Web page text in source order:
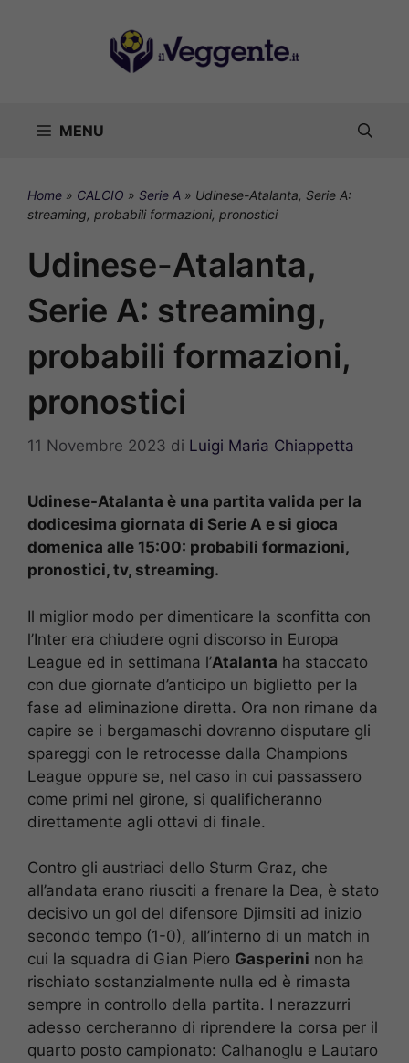
MENU
Home » CALCIO » Serie A » Udinese-Atalanta, Serie A:
streaming, probabili formazioni, pronostici
Udinese-Atalanta,
Serie A: streaming,
probabili formazioni,
pronostici
11 Novembre 2023 di Luigi Maria Chiappetta
Udinese-Atalanta è una partita valida per la
dodicesima giornata di Serie A e si gioca
domenica alle 15:00: probabili formazioni,
pronostici, tv, streaming.
Il miglior modo per dimenticare la sconfitta con
l’Inter era chiudere ogni discorso in Europa
League ed in settimana l’Atalanta ha staccato
con due giornate d’anticipo un biglietto per la
fase ad eliminazione diretta. Ora non rimane da
capire se i bergamaschi dovranno disputare gli
spareggi con le retrocesse dalla Champions
League oppure se, nel caso in cui passassero
come primi nel girone, si qualificheranno
direttamente agli ottavi di finale.
Contro gli austriaci dello Sturm Graz, che
all’andata erano riusciti a frenare la Dea, è stato
decisivo un gol del difensore Djimsiti ad inizio
secondo tempo (1-0), all’interno di un match in
cui la squadra di Gian Piero Gasperini non ha
rischiato sostanzialmente nulla ed è rimasta
sempre in controllo della partita. I nerazzurri
adesso cercheranno di riprendere la corsa per il
quarto posto campionato: Calhanoglu e Lautaro